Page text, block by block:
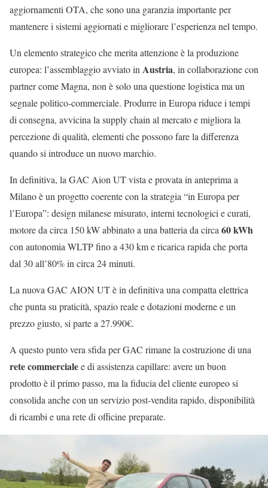
aggiornamenti OTA, che sono una garanzia importante per
mantenere i sistemi aggiornati e migliorare l’esperienza nel tempo.
Un elemento strategico che merita attenzione è la produzione
europea: l’assemblaggio avviato in Austria, in collaborazione con
partner come Magna, non è solo una questione logistica ma un
segnale politico‑commerciale. Produrre in Europa riduce i tempi
di consegna, avvicina la supply chain al mercato e migliora la
percezione di qualità, elementi che possono fare la differenza
quando si introduce un nuovo marchio.
In definitiva, la GAC Aion UT vista e provata in anteprima a
Milano è un progetto coerente con la strategia “in Europa per
l’Europa”: design milanese misurato, interni tecnologici e curati,
motore da circa 150 kW abbinato a una batteria da circa 60 kWh
con autonomia WLTP fino a 430 km e ricarica rapida che porta
dal 30 all’80% in circa 24 minuti.
La nuova GAC AION UT è in definitiva una compatta elettrica
che punta su praticità, spazio reale e dotazioni moderne e un
prezzo giusto, si parte a 27.990€.
A questo punto vera sfida per GAC rimane la costruzione di una
rete commercialee di assistenza capillare: avere un buon
prodotto è il primo passo, ma la fiducia del cliente europeo si
consolida anche con un servizio post‑vendita rapido, disponibilità
di ricambi e una rete di officine preparate.